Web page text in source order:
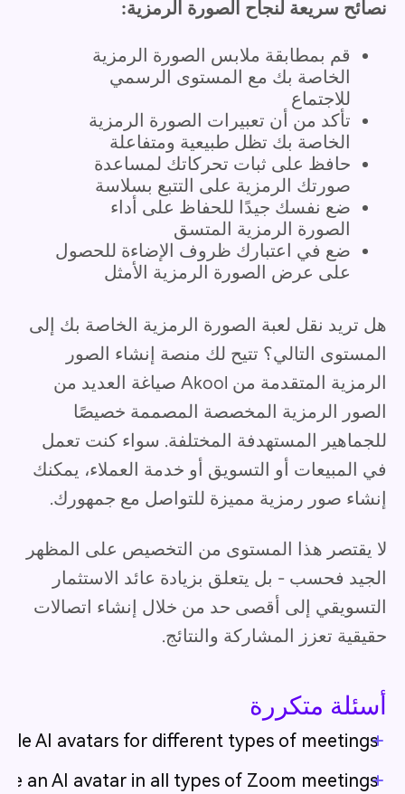
نصائح سريعة لنجاح الصورة الرمزية:
قم بمطابقة ملابس الصورة الرمزية
الخاصة بك مع المستوى الرسمي
للاجتماع
تأكد من أن تعبيرات الصورة الرمزية
الخاصة بك تظل طبيعية ومتفاعلة
حافظ على ثبات تحركاتك لمساعدة
صورتك الرمزية على التتبع بسلاسة
ضع نفسك جيدًا للحفاظ على أداء
الصورة الرمزية المتسق
ضع في اعتبارك ظروف الإضاءة للحصول
على عرض الصورة الرمزية الأمثل
هل تريد نقل لعبة الصورة الرمزية الخاصة بك إلى
المستوى التالي؟ تتيح لك منصة إنشاء الصور
الرمزية المتقدمة من Akool صياغة العديد من
الصور الرمزية المخصصة المصممة خصيصًا
للجماهير المستهدفة المختلفة. سواء كنت تعمل
في المبيعات أو التسويق أو خدمة العملاء، يمكنك
إنشاء صور رمزية مميزة للتواصل مع جمهورك.
لا يقتصر هذا المستوى من التخصيص على المظهر
الجيد فحسب - بل يتعلق بزيادة عائد الاستثمار
التسويقي إلى أقصى حد من خلال إنشاء اتصالات
حقيقية تعزز المشاركة والنتائج.
أسئلة متكررة
AI avatars for different types of meetings?
an AI avatar in all types of Zoom meetings?